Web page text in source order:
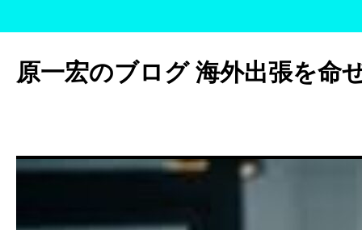
テ
ン
ッ
プ
原一宏のブログ 海外出張を命